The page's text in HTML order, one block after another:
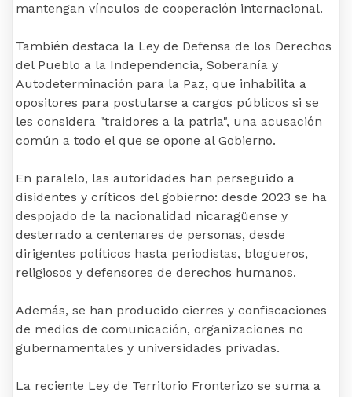
mantengan vínculos de cooperación internacional.
También destaca la Ley de Defensa de los Derechos
del Pueblo a la Independencia, Soberanía y
Autodeterminación para la Paz, que inhabilita a
opositores para postularse a cargos públicos si se
les considera "traidores a la patria", una acusación
común a todo el que se opone al Gobierno.
En paralelo, las autoridades han perseguido a
disidentes y críticos del gobierno: desde 2023 se ha
despojado de la nacionalidad nicaragüense y
desterrado a centenares de personas, desde
dirigentes políticos hasta periodistas, blogueros,
religiosos y defensores de derechos humanos.
Además, se han producido cierres y confiscaciones
de medios de comunicación, organizaciones no
gubernamentales y universidades privadas.
La reciente Ley de Territorio Fronterizo se suma a